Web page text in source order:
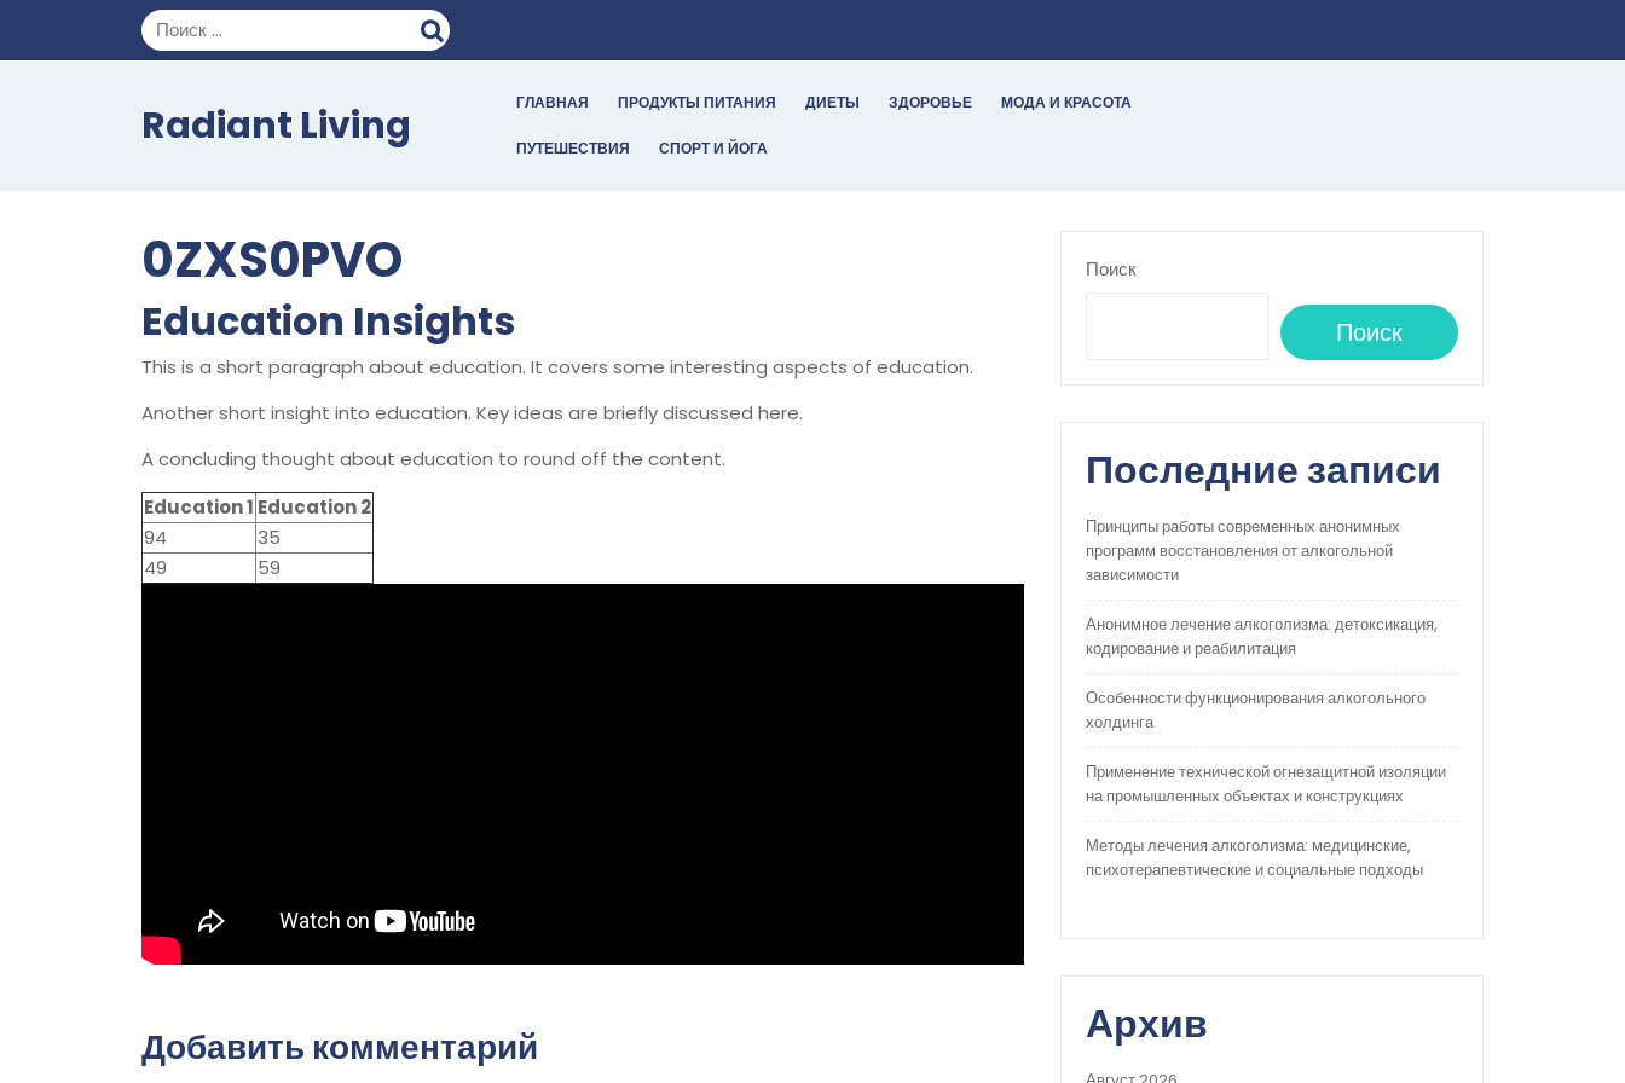
содержимому
Radiant Living ГЛАВНАЯ ПРОДУКТЫ ПИТАНИЯ ДИЕТЫ ЗДОРОВЬЕ МОДА И КРАСОТА
ПУТЕШЕСТВИЯ СПОРТ И ЙОГА
0ZXS0PVO
Education Insights
This is a short paragraph about education. It covers some interesting aspects of education.
Another short insight into education. Key ideas are briefly discussed here.
A concluding thought about education to round off the content.
Education 1 Education 2
94
35
49
59
Добавить комментарий
Поиск
Поиск
Последние записи
Принципы работы современных анонимных
программ восстановления от алкогольной
зависимости
Анонимное лечение алкоголизма: детоксикация,
кодирование и реабилитация
Особенности функционирования алкогольного
холдинга
Применение технической огнезащитной изоляции
на промышленных объектах и конструкциях
Методы лечения алкоголизма: медицинские,
психотерапевтические и социальные подходы
Архив